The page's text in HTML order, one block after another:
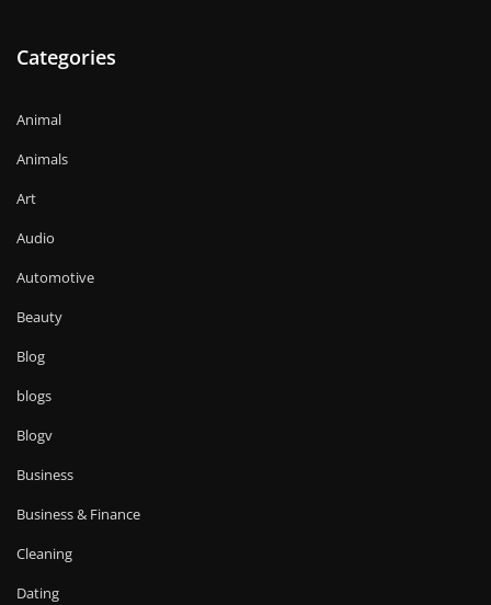
Categories
Animal
Animals
Art
Audio
Automotive
Beauty
Blog
blogs
Blogv
Business
Business & Finance
Cleaning
Dating